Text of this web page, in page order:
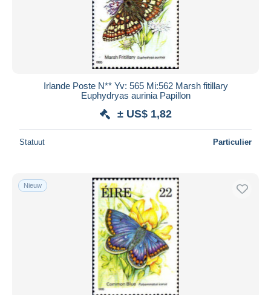
Irlande Poste N** Yv: 565 Mi:562 Marsh fitillary
Euphydryas aurinia Papillon
± US$ 1,82
Statuut Particulier
Nieuw